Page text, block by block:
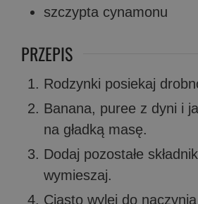
szczypta cynamonu
PRZEPIS
Rodzynki posiekaj
Banana, puree z dyni i
na gładką masę.
Dodaj pozostałe
wymieszaj.
Ciasto wylej do